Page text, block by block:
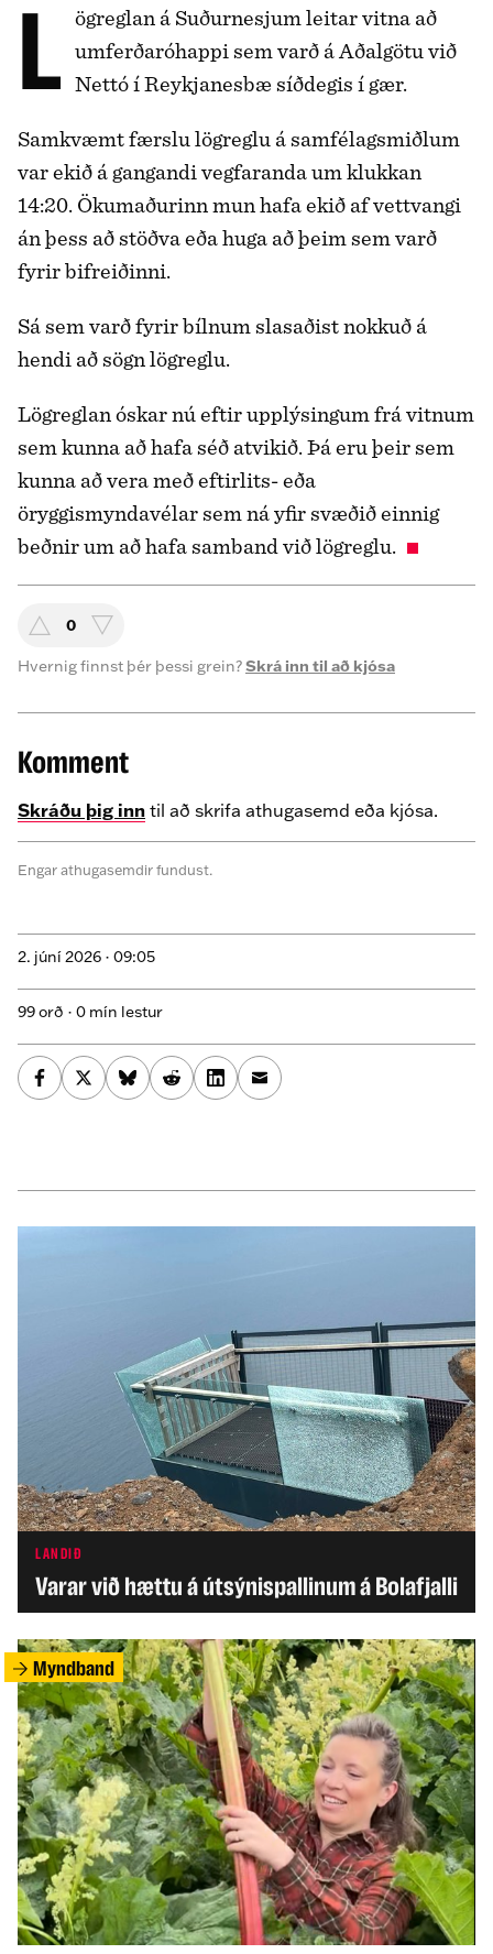
Lögreglan á Suðurnesjum leitar vitna að umferðaróhappi sem varð á Aðalgötu við
Nettó í Reykjanesbæ síðdegis í gær.
Samkvæmt færslu lögreglu á samfélagsmiðlum
var ekið á gangandi vegfaranda um klukkan
14:20. Ökumaðurinn mun hafa ekið af vettvangi
án þess að stöðva eða huga að þeim sem varð
fyrir bifreiðinni.
Sá sem varð fyrir bílnum slasaðist nokkuð á
hendi að sögn lögreglu.
Lögreglan óskar nú eftir upplýsingum frá vitnum
sem kunna að hafa séð atvikið. Þá eru þeir sem
kunna að vera með eftirlits- eða
öryggismyndavélar sem ná yfir svæðið einnig
beðnir um að hafa samband við lögreglu.
0
Hvernig finnst þér þessi grein?Skrá inn til að kjósa
Komment
Skráðu þig inn til að skrifa athugasemd eða kjósa.
Engar athugasemdir fundust.
2. júní 2026 · 09:05
99 orð · 0 mín lestur
LANDIÐ
Varar við hættu á útsýnispallinum á Bolafjalli
Myndband